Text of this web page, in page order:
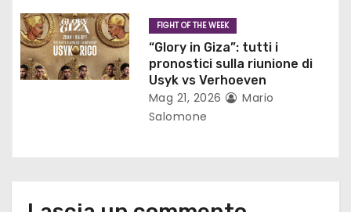
i
c
FIGHT OF THE WEEK
“Glory in Giza”: tutti i
pronostici sulla riunione di
Usyk vs Verhoeven
Mag 21, 2026
Mario
Salomone